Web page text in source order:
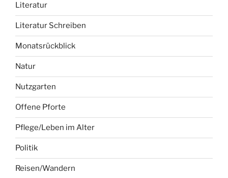
Literatur
Literatur Schreiben
Monatsrückblick
Natur
Nutzgarten
Offene Pforte
Pflege/Leben im Alter
Politik
Reisen/Wandern